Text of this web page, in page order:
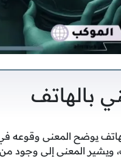
بالهاتف
يوضح المعنى وقوعه
ويشير المعنى إلى وجود